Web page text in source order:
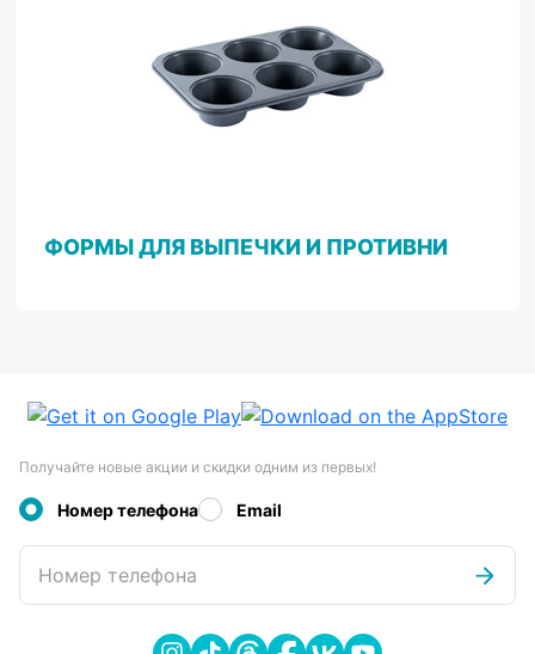
ФОРМЫ ДЛЯ ВЫПЕЧКИ И ПРОТИВНИ
Получайте новые акции и скидки одним из первых!
Номер телефона Email
Номер телефона